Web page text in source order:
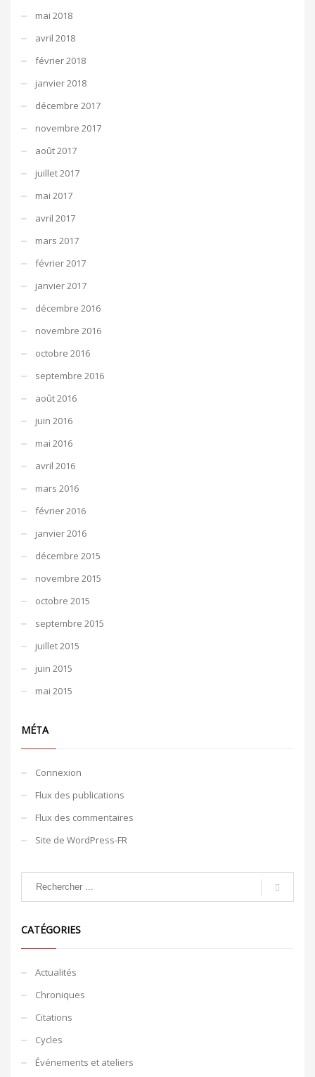
mai 2018
avril 2018
février 2018
janvier 2018
décembre 2017
novembre 2017
août 2017
juillet 2017
mai 2017
avril 2017
mars 2017
février 2017
janvier 2017
décembre 2016
novembre 2016
octobre 2016
septembre 2016
août 2016
juin 2016
mai 2016
avril 2016
mars 2016
février 2016
janvier 2016
décembre 2015
novembre 2015
octobre 2015
septembre 2015
juillet 2015
juin 2015
mai 2015
MÉTA
Connexion
Flux des publications
Flux des commentaires
Site de WordPress-FR
CATÉGORIES
Actualités
Chroniques
Citations
Cycles
Événements et ateliers